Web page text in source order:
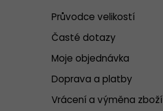
Průvodce velikostí
Časté dotazy
Moje objednávka
Doprava a platby
Vrácení a výměna zboží